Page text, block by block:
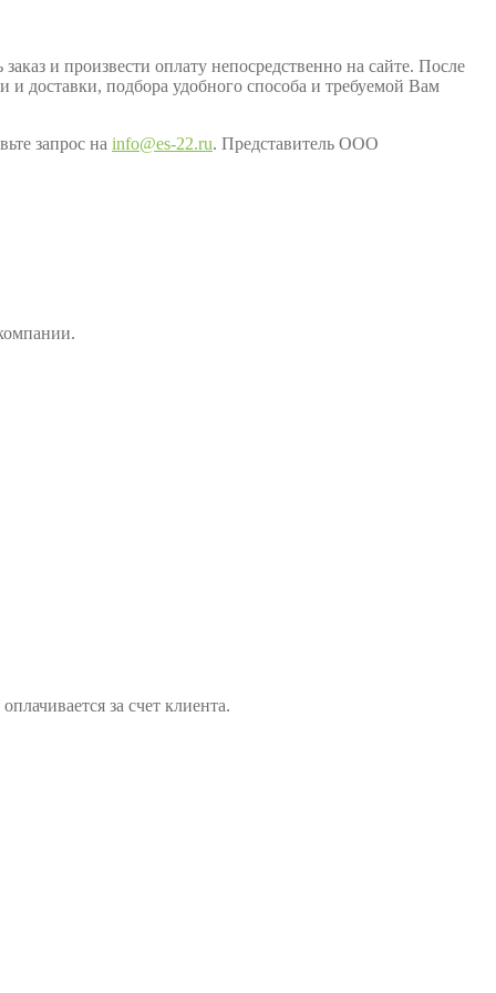
и произвести оплату непосредственно на сайте. После
и доставки, подбора удобного способа и требуемой Вам
запрос на info@es-22.ru. Представитель ООО
за счет клиента.